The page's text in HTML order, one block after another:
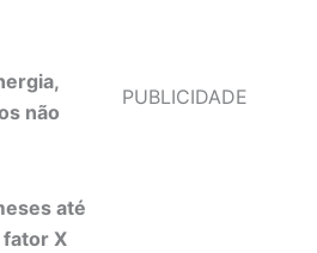
não
até
fator X
PUBLICIDADE